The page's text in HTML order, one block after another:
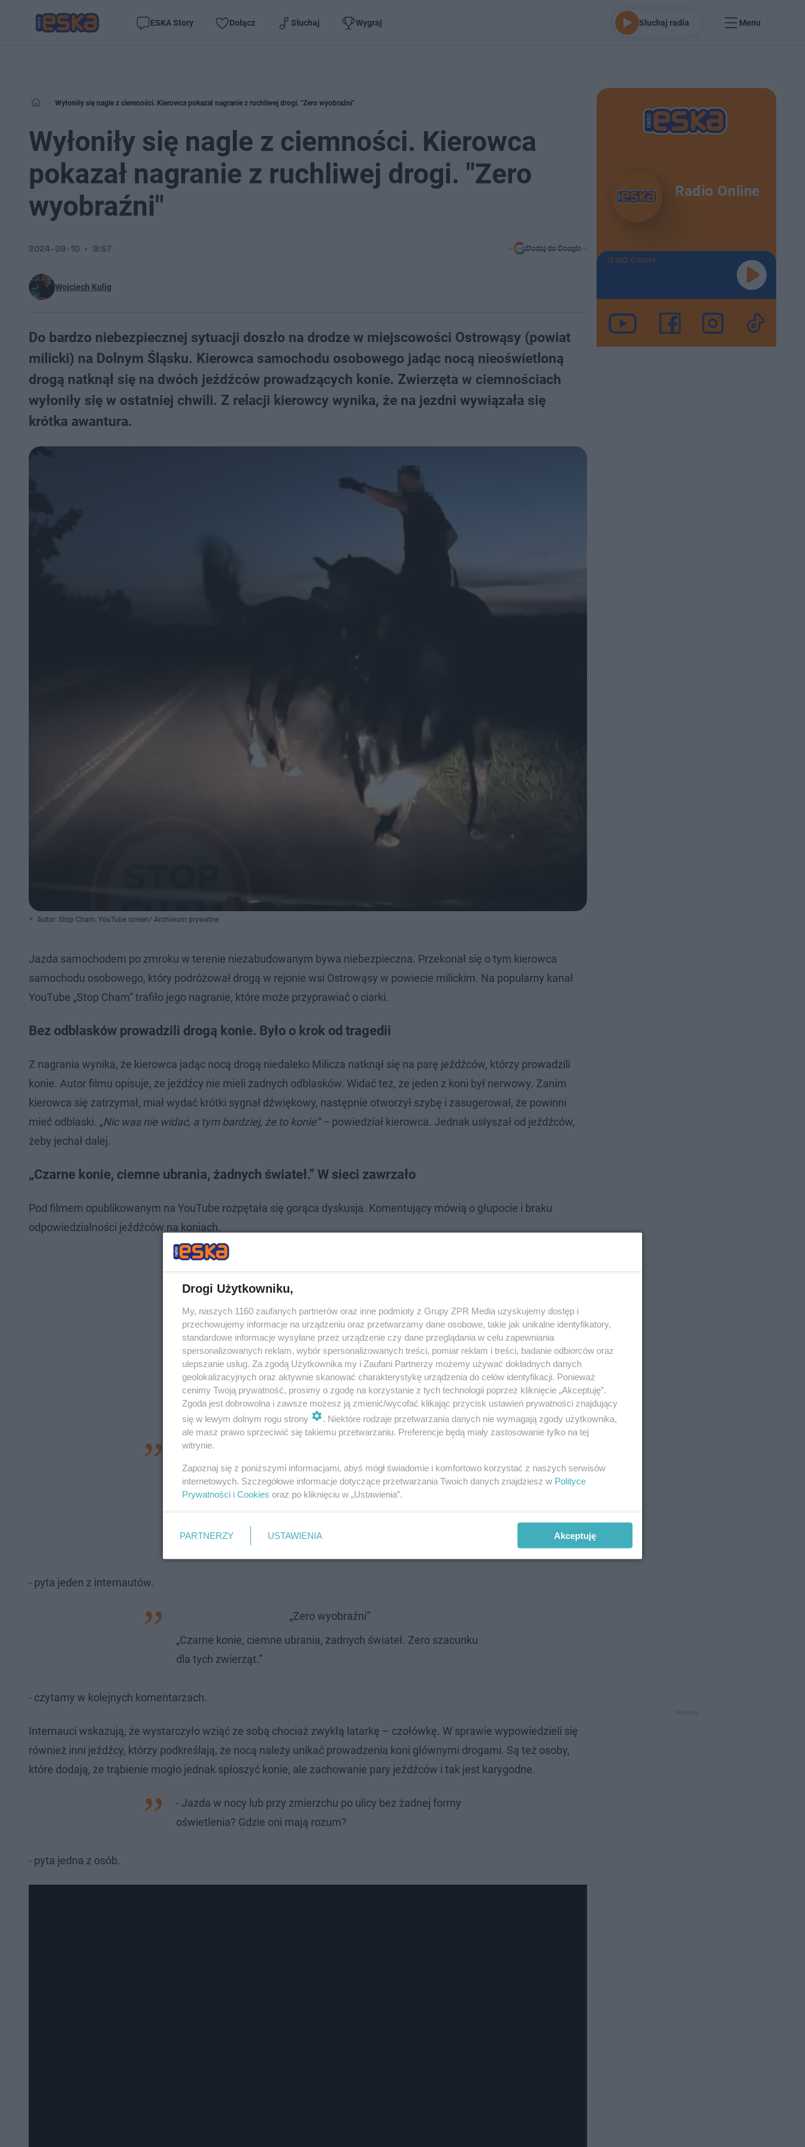
ESKA Story Dołącz Słuchaj Wygraj Słuchaj radia Menu
Wyłoniły się nagle z ciemności. Kierowca pokazał nagranie z ruchliwej drogi. "Zero wyobraźni"
Wyłoniły się nagle z ciemności. Kierowca
pokazał nagranie z ruchliwej drogi. "Zero
wyobraźni"
Wojciech Kulig
2024-09-10 9:57 Dodaj do Google
Do bardzo niebezpiecznej sytuacji doszło na drodze w miejscowości Ostrowąsy (powiat
milicki) na Dolnym Śląsku. Kierowca samochodu osobowego jadąc nocą nieoświetloną
drogą natknął się na dwóch jeźdźców prowadzących konie. Zwierzęta w ciemnościach
wyłoniły się w ostatniej chwili. Z relacji kierowcy wynika, że na jezdni wywiązała się
krótka awantura.
Autor: Stop Cham, YouTube screen/ Archiwum prywatne
Jazda samochodem po zmroku w terenie niezabudowanym bywa niebezpieczna. Przekonał się o tym kierowca
samochodu osobowego, który podróżował drogą w rejonie wsi Ostrowąsy w powiecie milickim. Na popularny kanał
YouTube „Stop Cham” trafiło jego nagranie, które może przyprawiać o ciarki.
Bez odblasków prowadzili drogą konie. Było o krok od tragedii
Z nagrania wynika, że kierowca jadąc nocą drogą niedaleko Milicza natknął się na parę jeźdźców, którzy prowadzili
konie. Autor filmu opisuje, że jeźdźcy nie mieli żadnych odblasków. Widać też, że jeden z koni był nerwowy. Zanim
kierowca się zatrzymał, miał wydać krótki sygnał dźwiękowy, następnie otworzył szybę i zasugerował, że powinni
mieć odblaski. „Nic was nie widać, a tym bardziej, że to konie” – powiedział kierowca. Jednak usłyszał od jeźdźców,
żeby jechał dalej.
„Czarne konie, ciemne ubrania, żadnych świateł.” W sieci zawrzało
Pod filmem opublikowanym na YouTube rozpętała się gorąca dyskusja. Komentujący mówią o głupocie i braku
odpowiedzialności jeźdźców na koniach.
„Karać, karać i jeszcze raz karać, przy zderzeniu samochodu z
koniem do tego dwie osoby jak widać na filmie, równa się to sile
wjechania w łosia żubra etc. Widać jakie są skutki po takich
wiedząc, że będą poruszać się po drogach nie mają kamizelek
odblaskowych, czy jakichś świateł impulsowych?”
- pyta jeden z internautów.
„Zero wyobraźni”
„Czarne konie, ciemne ubrania, żadnych świateł. Zero szacunku
dla tych zwierząt.”
- czytamy w kolejnych komentarzach.
Internauci wskazują, że wystarczyło wziąć ze sobą chociaż zwykłą latarkę – czołówkę. W sprawie wypowiedzieli się
również inni jeźdźcy, którzy podkreślają, że nocą należy unikać prowadzenia koni głównymi drogami. Są też osoby,
które dodają, że trąbienie mogło jednak spłoszyć konie, ale zachowanie pary jeźdźców i tak jest karygodne.
- Jazda w nocy lub przy zmierzchu po ulicy bez żadnej formy
oświetlenia? Gdzie oni mają rozum?
- pyta jedna z osób.
Radio Online
TERAZ GRAMY
Drogi Użytkowniku,
My, naszych 1160 zaufanych partnerów oraz inne podmioty z Grupy ZPR Media uzyskujemy dostęp i
przechowujemy informacje na urządzeniu oraz przetwarzamy dane osobowe, takie jak unikalne identyfikatory,
standardowe informacje wysyłane przez urządzenie czy dane przeglądania w celu zapewniania
spersonalizowanych reklam, wybór spersonalizowanych treści, pomiar reklam i treści, badanie odbiorców oraz
ulepszanie usług. Za zgodą Użytkownika my i Zaufani Partnerzy możemy używać dokładnych danych
geolokalizacyjnych oraz aktywnie skanować charakterystykę urządzenia do celów identyfikacji. Ponieważ
cenimy Twoją prywatność, prosimy o zgodę na korzystanie z tych technologii poprzez kliknięcie „Akceptuję”.
Zgoda jest dobrowolna i zawsze możesz ją zmienić/wycofać klikając przycisk ustawień prywatności znajdujący
się w lewym dolnym rogu strony
. Niektóre rodzaje przetwarzania danych nie wymagają zgody użytkownika,
ale masz prawo sprzeciwić się takiemu przetwarzaniu. Preferencje będą miały zastosowanie tylko na tej
witrynie.
Zapoznaj się z poniższymi informacjami, abyś mógł świadomie i komfortowo korzystać z naszych serwisów
internetowych. Szczegółowe informacje dotyczące przetwarzania Twoich danych znajdziesz w Polityce
Prywatności i Cookies oraz po kliknięciu w „Ustawienia”.
PARTNERZY USTAWIENIA Akceptuję